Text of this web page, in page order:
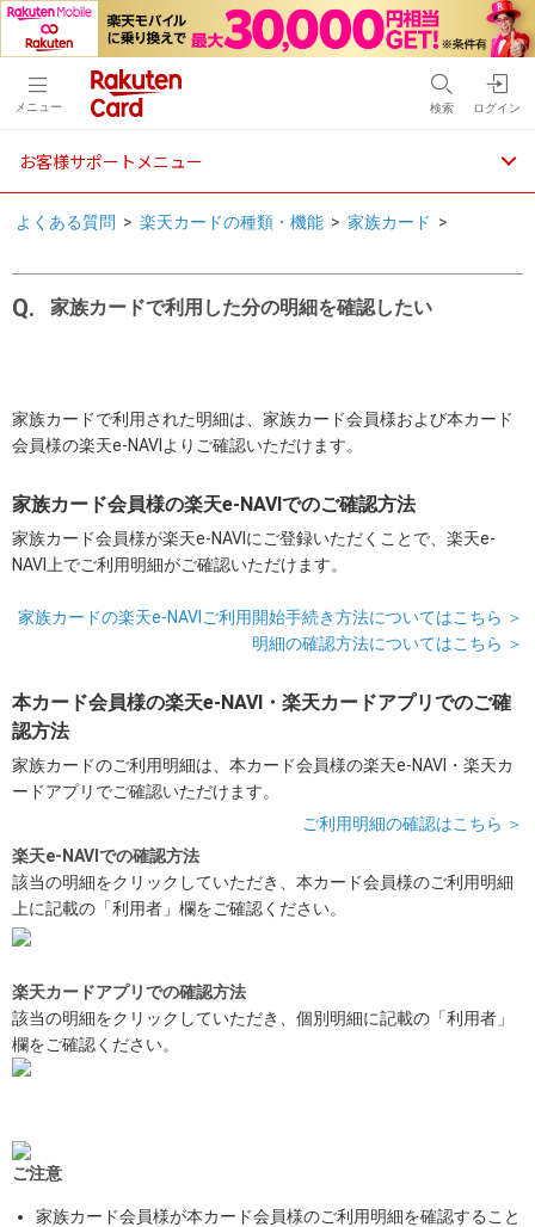
メニュー 検索 ログイン
お客様サポートメニュー
よくある質問 > 楽天カードの種類・機能 > 家族カード >
家族カードで利用した分の明細を確認したい
家族カードで利用された明細は、家族カード会員様および本カード
会員様の楽天e-NAVIよりご確認いただけます。
家族カード会員様の楽天e-NAVIでのご確認方法
家族カード会員様が楽天e-NAVIにご登録いただくことで、楽天e-
NAVI上でご利用明細がご確認いただけます。
家族カードの楽天e-NAVIご利用開始手続き方法についてはこちら ＞
明細の確認方法についてはこちら ＞
本カード会員様の楽天e-NAVI・楽天カードアプリでのご確
認方法
家族カードのご利用明細は、本カード会員様の楽天e-NAVI・楽天カ
ードアプリでご確認いただけます。
ご利用明細の確認はこちら ＞
楽天e-NAVIでの確認方法
該当の明細をクリックしていただき、本カード会員様のご利用明細
上に記載の「利用者」欄をご確認ください。
楽天カードアプリでの確認方法
該当の明細をクリックしていただき、個別明細に記載の「利用者」
欄をご確認ください。
ご注意
家族カード会員様が本カード会員様のご利用明細を確認すること